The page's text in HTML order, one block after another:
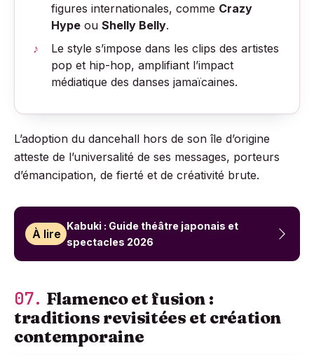
figures internationales, comme Crazy
Hype ou Shelly Belly.
Le style s’impose dans les clips des artistes
pop et hip-hop, amplifiant l’impact
médiatique des danses jamaïcaines.
L’adoption du dancehall hors de son île d’origine
atteste de l’universalité de ses messages, porteurs
d’émancipation, de fierté et de créativité brute.
À lire
Kabuki : Guide théâtre japonais et
spectacles 2026
07. Flamenco et fusion :
traditions revisitées et création
contemporaine